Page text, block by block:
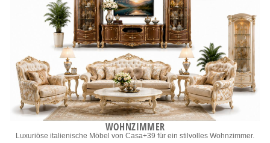
WOHNZIMMER
Luxuriöse italienische Möbel von Casa+39 für ein stilvolles Wohnzimmer.